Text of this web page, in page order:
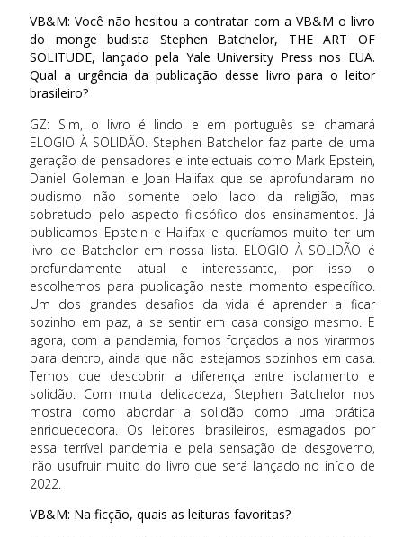
VB&M: Você não hesitou a contratar com a VB&M o livro
do monge budista Stephen Batchelor, THE ART OF
SOLITUDE, lançado pela Yale University Press nos EUA.
Qual a urgência da publicação desse livro para o leitor
brasileiro?
GZ: Sim, o livro é lindo e em português se chamará
ELOGIO À SOLIDÃO. Stephen Batchelor faz parte de uma
geração de pensadores e intelectuais como Mark Epstein,
Daniel Goleman e Joan Halifax que se aprofundaram no
budismo não somente pelo lado da religião, mas
sobretudo pelo aspecto filosófico dos ensinamentos. Já
publicamos Epstein e Halifax e queríamos muito ter um
livro de Batchelor em nossa lista. ELOGIO À SOLIDÃO é
profundamente atual e interessante, por isso o
escolhemos para publicação neste momento específico.
Um dos grandes desafios da vida é aprender a ficar
sozinho em paz, a se sentir em casa consigo mesmo. E
agora, com a pandemia, fomos forçados a nos virarmos
para dentro, ainda que não estejamos sozinhos em casa.
Temos que descobrir a diferença entre isolamento e
solidão. Com muita delicadeza, Stephen Batchelor nos
mostra como abordar a solidão como uma prática
enriquecedora. Os leitores brasileiros, esmagados por
essa terrível pandemia e pela sensação de desgoverno,
irão usufruir muito do livro que será lançado no início de
2022.
VB&M: Na ficção, quais as leituras favoritas?